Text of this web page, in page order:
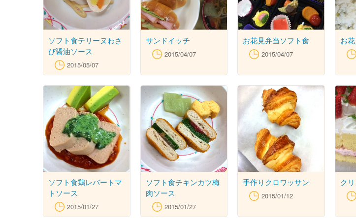
ソフト食テリーヌわさ
び醤油ソース
2015/05/07
サンドイッチ
2015/04/07
お花見弁当ソフト食
2015/04/07
お
ソフト食鶏レバートマ
トソース
2015/01/27
ソフト食チキンカツ梅
肉ソース
2015/01/27
手作りクロワッサン
2015/01/12
ク